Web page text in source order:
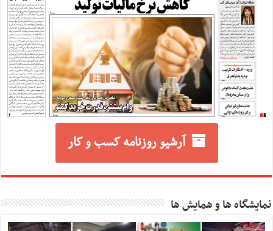
آرشیو روزنامه کسب و کار
نمایشگاه ها و همایش ها